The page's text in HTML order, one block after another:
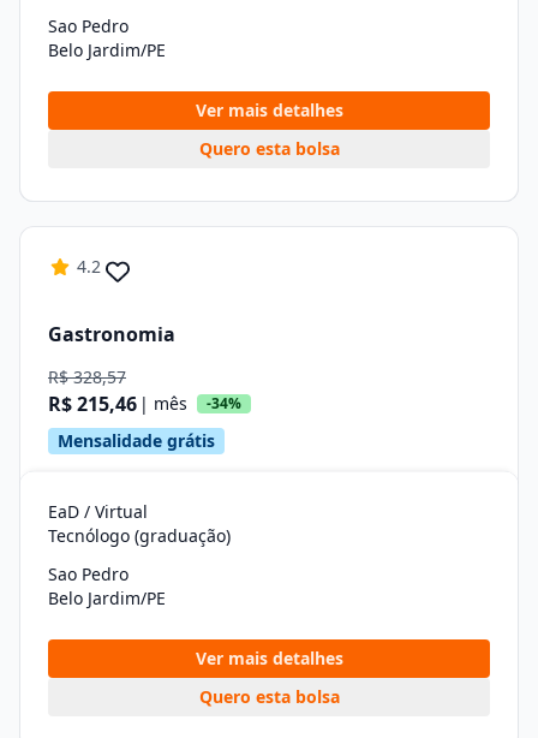
Sao Pedro
Belo Jardim/PE
Ver mais detalhes
Quero esta bolsa
4.2
Gastronomia
R$ 328,57
R$ 215,46 | mês -34%
Mensalidade grátis
EaD / Virtual
Tecnólogo (graduação)
Sao Pedro
Belo Jardim/PE
Ver mais detalhes
Quero esta bolsa